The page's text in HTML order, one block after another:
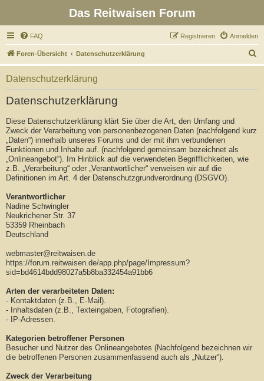
Das Reitwaisen Forum
FAQ Anmelden
Registrieren
Foren-Übersicht Datenschutzerklärung
u
Datenschutzerklärung
Datenschutzerklärung
Diese Datenschutzerklärung klärt Sie über die Art, den Umfang und
Zweck der Verarbeitung von personenbezogenen Daten (nachfolgend kurz
„Daten“) innerhalb unseres Forums und der mit ihm verbundenen
Funktionen und Inhalte auf. (nachfolgend gemeinsam bezeichnet als
„Onlineangebot“). Im Hinblick auf die verwendeten Begrifflichkeiten, wie
z.B. „Verarbeitung“ oder „Verantwortlicher“ verweisen wir auf die
Definitionen im Art. 4 der Datenschutzgrundverordnung (DSGVO).
Verantwortlicher
Nadine Schwingler
Neukrichener Str. 37
53359 Rheinbach
Deutschland
webmaster@reitwaisen.de
https://forum.reitwaisen.de/app.php/page/Impressum?
sid=bd4614bdd98027a5b8ba332454a91bb6
Arten der verarbeiteten Daten:
- Kontaktdaten (z.B., E-Mail).
- Inhaltsdaten (z.B., Texteingaben, Fotografien).
- IP-Adressen.
Kategorien betroffener Personen
Besucher und Nutzer des Onlineangebotes (Nachfolgend bezeichnen wir
die betroffenen Personen zusammenfassend auch als „Nutzer“).
Zweck der Verarbeitung